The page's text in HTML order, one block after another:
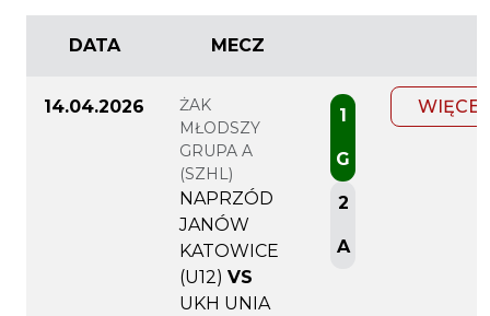
DATA MECZ
14.04.2026
ŻAK
MŁODSZY
GRUPA A
(SZHL)
NAPRZÓD
JANÓW
KATOWICE
(U12) VS
UKH UNIA
1
G
2
A
WIĘCEJ